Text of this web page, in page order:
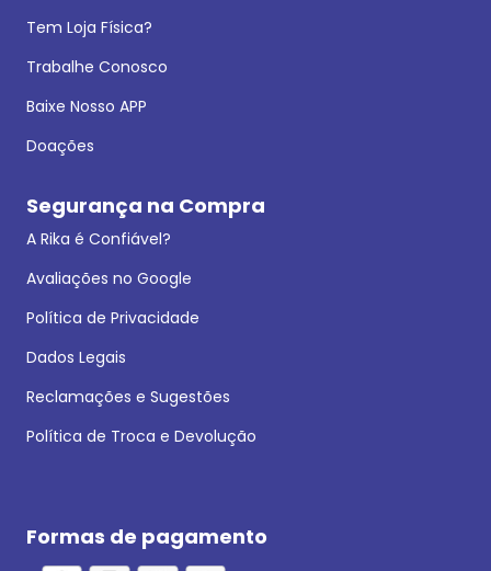
Tem Loja Física?
Trabalhe Conosco
Baixe Nosso APP
Doações
Segurança na Compra
A Rika é Confiável?
Avaliações no Google
Política de Privacidade
Dados Legais
Reclamações e Sugestões
Política de Troca e Devolução
Formas de pagamento